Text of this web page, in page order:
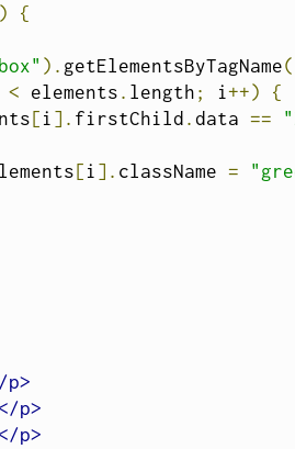
{
). getElementsByTagName(
< elements . length ; i++)
{
[i ]. firstChild . data ==
elements
[i ]. className =
p>
p>
p>